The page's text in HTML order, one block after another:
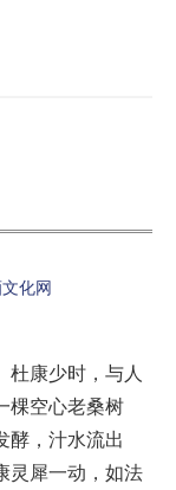
化网
杜康少时，与人
棵空心老桑树
酵，汁水流出
灵犀一动，如法